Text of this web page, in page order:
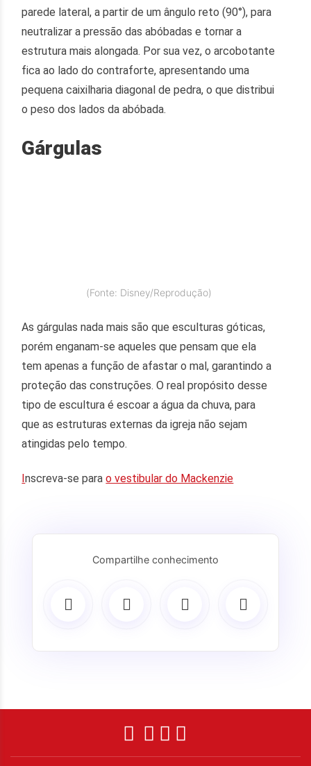
parede lateral, a partir de um ângulo reto (90°), para
neutralizar a pressão das abóbadas e tornar a
estrutura mais alongada. Por sua vez, o arcobotante
fica ao lado do contraforte, apresentando uma
pequena caixilharia diagonal de pedra, o que distribui
o peso dos lados da abóbada.
Gárgulas
(Fonte: Disney/Reprodução)
As gárgulas nada mais são que esculturas góticas,
porém enganam-se aqueles que pensam que ela
tem apenas a função de afastar o mal, garantindo a
proteção das construções. O real propósito desse
tipo de escultura é escoar a água da chuva, para
que as estruturas externas da igreja não sejam
atingidas pelo tempo.
Inscreva-se parao vestibular do Mackenzie
Compartilhe conhecimento